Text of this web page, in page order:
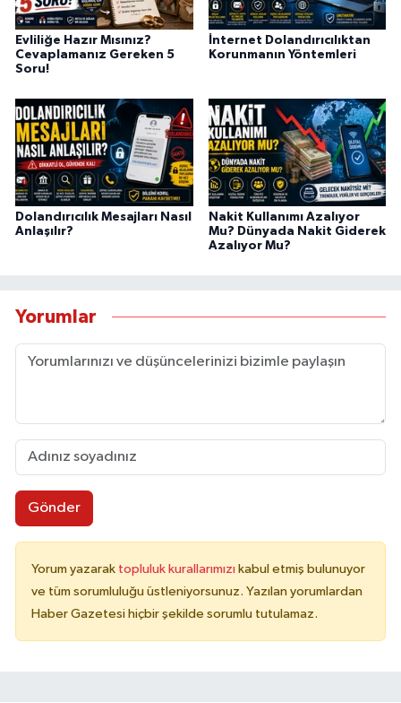
Evliliğe Hazır Mısınız?
Cevaplamanız Gereken 5
Soru!
İnternet Dolandırıcılıktan
Korunmanın Yöntemleri
Dolandırıcılık Mesajları Nasıl
Anlaşılır?
Nakit Kullanımı Azalıyor
Mu? Dünyada Nakit Giderek
Azalıyor Mu?
Yorumlar
Gönder
Yorum yazarak topluluk kurallarımızı kabul etmiş bulunuyor
ve tüm sorumluluğu üstleniyorsunuz. Yazılan yorumlardan
Haber Gazetesi hiçbir şekilde sorumlu tutulamaz.